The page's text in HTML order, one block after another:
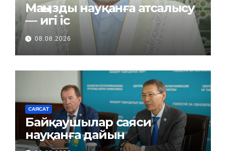
Маңызды науқанға атсалысу
— игі іс
08.08.2026
САЯСАТ
Байқаушылар саяси
науқанға дайын